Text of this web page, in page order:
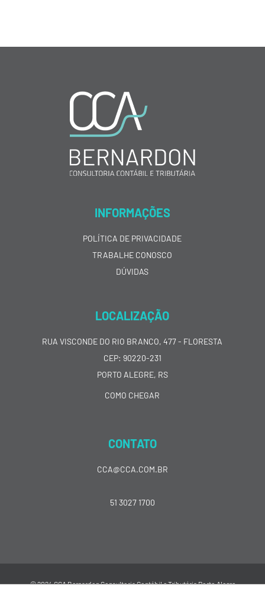
INFORMAÇÕES
POLÍTICA DE PRIVACIDADE
TRABALHE CONOSCO
DÚVIDAS
LOCALIZAÇÃO
RUA VISCONDE DO RIO BRANCO, 477 - FLORESTA
CEP: 90220-231
PORTO ALEGRE, RS
COMO CHEGAR
CONTATO
CCA@CCA.COM.BR
51 3027 1700
© 2024 CCA Bernardon Consultoria Contábil e Tributária Porto Alegre